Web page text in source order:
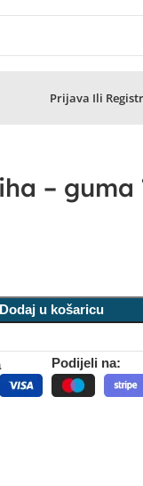
Prijava Ili
– guma
Dodaj u košaricu
Podijeli na: